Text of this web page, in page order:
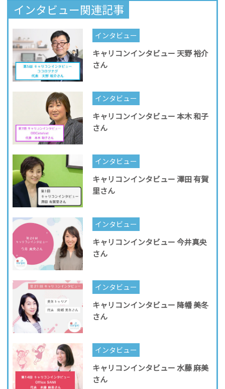
インタビュー関連記事
インタビュー
キャリコンインタビュー 天野 裕介
さん
インタビュー
キャリコンインタビュー 本木 和子
さん
インタビュー
キャリコンインタビュー 澤田 有賀
里さん
インタビュー
キャリコンインタビュー 今井真央
さん
インタビュー
キャリコンインタビュー 降幡 美冬
さん
インタビュー
キャリコンインタビュー 水藤 麻美
さん